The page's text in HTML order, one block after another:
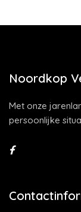
Noordkop
Met onze
persoonlijke